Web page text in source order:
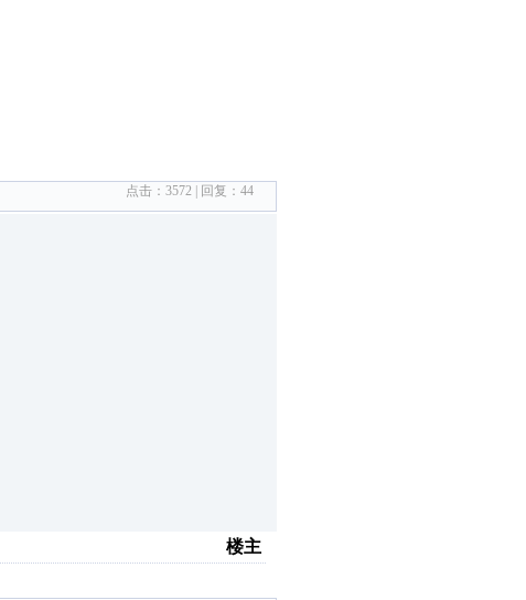
点击： 3572 | 回复： 44
楼主